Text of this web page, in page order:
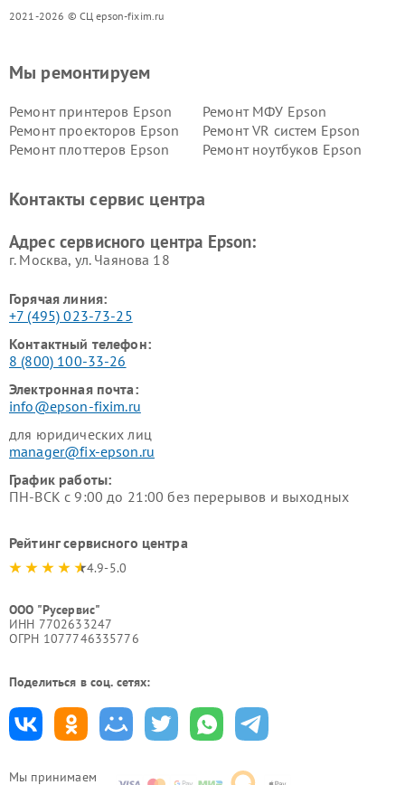
2021-2026 © СЦ epson-fixim.ru
Мы принимаем
Мы ремонтируем
Ремонт принтеров Epson
Ремонт МФУ Epson
Ремонт проекторов Epson
Ремонт VR систем Epson
Ремонт плоттеров Epson
Ремонт ноутбуков Epson
Контакты сервис центра
Адрес сервисного центра Epson:
г. Москва, ул. Чаянова 18
Горячая линия:
+7 (495) 023-73-25
Контактный телефон:
8 (800) 100-33-26
Электронная почта:
info@epson-fixim.ru
для юридических лиц
manager@fix-epson.ru
График работы:
ПН-ВСК с 9:00 до 21:00 без перерывов и выходных
Рейтинг сервисного центра
4.9-5.0
ООО "Русервис"
ИНН 7702633247
ОГРН 1077746335776
Поделиться в соц. сетях: